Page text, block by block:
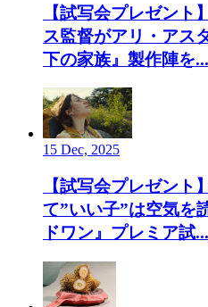
【試写会プレゼント
ス監督がアリ・アス
下の家族』製作陣を...
15 Dec, 2025
【試写会プレゼント
て”いい子”は空気を
ドワン』プレミア試...